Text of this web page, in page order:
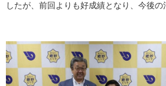
したが、前回よりも好成績となり、今後の